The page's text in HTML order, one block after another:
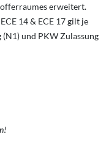
erweitert.
14 & ECE 17 gilt je
und PKW Zulassung